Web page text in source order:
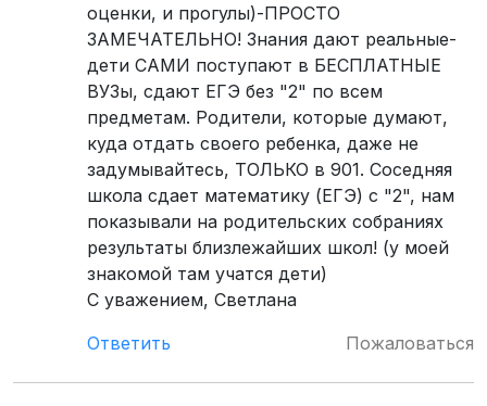
оценки, и прогулы)-ПРОСТО
ЗАМЕЧАТЕЛЬНО! Знания дают реальные-
дети САМИ поступают в БЕСПЛАТНЫЕ
ВУЗы, сдают ЕГЭ без "2" по всем
предметам. Родители, которые думают,
куда отдать своего ребенка, даже не
задумывайтесь, ТОЛЬКО в 901. Соседняя
школа сдает математику (ЕГЭ) с "2", нам
показывали на родительских собраниях
результаты близлежайших школ! (у моей
знакомой там учатся дети)
С уважением, Светлана
Ответить
Пожаловаться